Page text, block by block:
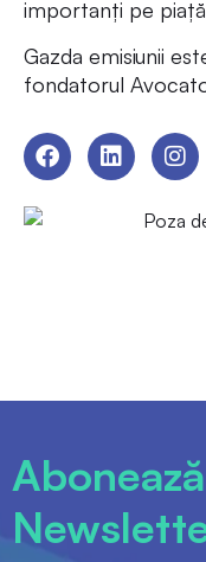
importanți pe
Gazda emisiunii
fondatorul